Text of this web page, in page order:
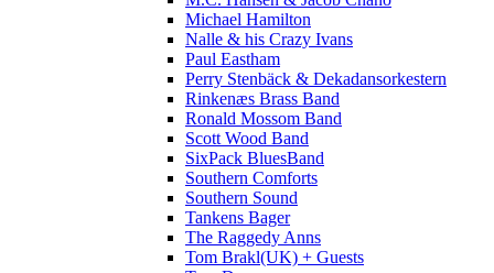
Michael Hamilton
Nalle & his Crazy Ivans
Paul Eastham
Perry Stenbäck & Dekadansorkestern
Rinkenæs Brass Band
Ronald Mossom Band
Scott Wood Band
SixPack BluesBand
Southern Comforts
Southern Sound
Tankens Bager
The Raggedy Anns
Tom Brakl(UK) + Guests